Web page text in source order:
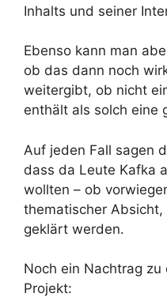
Inhalts und seiner
Ebenso kann man
ob das dann noch
weitergibt, ob nicht
enthält als solch eine
Auf jeden Fall sagen
dass da Leute Kafka
wollten – ob
thematischer
geklärt werden.
Noch ein Nachtrag
Projekt: